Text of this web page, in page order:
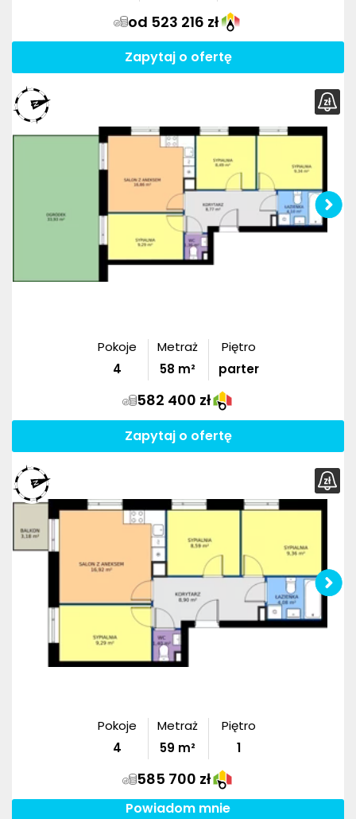
od 523 216 zł
Zapytaj o ofertę
Pokoje
4
Metraż
58 m²
Piętro
parter
582 400 zł
Zapytaj o ofertę
Pokoje
4
Metraż
59 m²
Piętro
1
585 700 zł
Powiadom mnie